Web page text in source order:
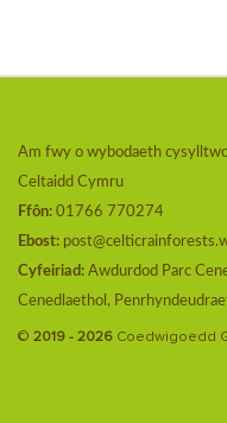
Am fwy o wybodaeth
Celtaidd Cymru
Ffôn: 01766 770274
Ebost:
Cyfeiriad: Awdurdod Parc
Cenedlaethol,
© 2019 - 2026 Coedwigoedd